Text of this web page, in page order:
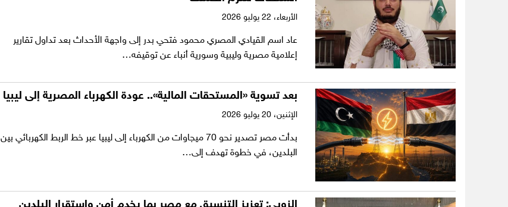
الأربعاء،
عاد اسم القيادي المصري محمود فتحي بدر إلى واجهة الأحداث بعد تداول تقارير
إعلامية مصرية وليبية وسورية أنباء عن توقيفه…
بعد تسوية «المستحقات المالية».. عودة الكهرباء المصرية إلى ليبيا
الإثنين،
بدأت مصر تصدير نحو 70 ميجاوات من الكهرباء إلى ليبيا عبر خط الربط الكهربائي بين
البلدين، في خطوة تهدف إلى…